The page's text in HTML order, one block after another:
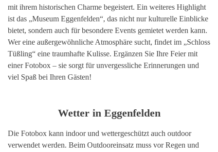
mit ihrem historischen Charme begeistert. Ein weiteres Highlight
ist das „Museum Eggenfelden“, das nicht nur kulturelle Einblicke
bietet, sondern auch für besondere Events gemietet werden kann.
Wer eine außergewöhnliche Atmosphäre sucht, findet im „Schloss
Tüßling“ eine traumhafte Kulisse. Ergänzen Sie Ihre Feier mit
einer Fotobox – sie sorgt für unvergessliche Erinnerungen und
viel Spaß bei Ihren Gästen!
Wetter in Eggenfelden
Die Fotobox kann indoor und wettergeschützt auch outdoor
verwendet werden. Beim Outdooreinsatz muss vor Regen und